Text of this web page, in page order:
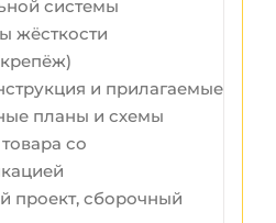
системы
жёсткости
и прилагаемые
планы и схемы
со
проект, сборочный